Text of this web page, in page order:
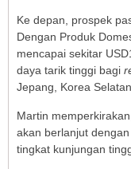
Ke depan, prospek
Dengan Produk
mencapai sekitar
daya tarik tinggi bagi
Jepang, Korea
Martin
akan berlanjut
tingkat kunjungan